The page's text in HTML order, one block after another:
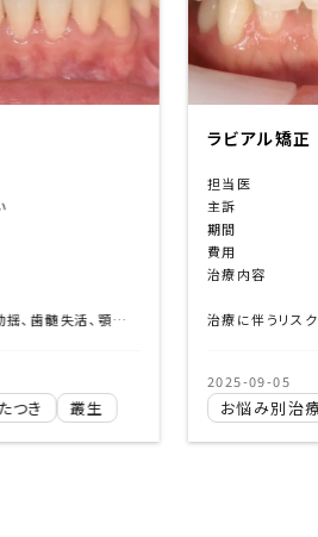
歯根吸収、歯肉退縮、歯の動揺、歯髄失活、顎関節症状の悪化、ブラックトライアングル、エナメルクラック、清掃不良による齲蝕など
上下前歯のがたつき 八重歯 叢生